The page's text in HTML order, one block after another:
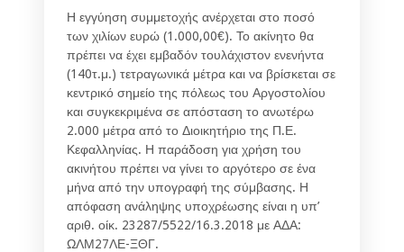
Η εγγύηση συμμετοχής ανέρχεται στο ποσό
των χιλίων ευρώ (1.000,00€). Το ακίνητο θα
πρέπει να έχει εμβαδόν τουλάχιστον ενενήντα
(140τ.μ.) τετραγωνικά μέτρα και να βρίσκεται σε
κεντρικό σημείο της πόλεως του Αργοστολίου
και συγκεκριμένα σε απόσταση το ανωτέρω
2.000 μέτρα από το Διοικητήριο της Π.Ε.
Κεφαλληνίας. Η παράδοση για χρήση του
ακινήτου πρέπει να γίνει το αργότερο σε ένα
μήνα από την υπογραφή της σύμβασης. Η
απόφαση ανάληψης υποχρέωσης είναι η υπ’
αριθ. οίκ. 23287/5522/16.3.2018 με ΑΔΑ:
ΩΛΜ27ΛΕ-ΞΘΓ.